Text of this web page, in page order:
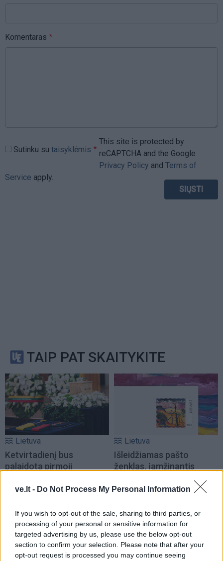
ve.lt - Do Not Process My Personal Information
If you wish to opt-out of the sale, sharing to third parties, or
processing of your personal or sensitive information for
targeted advertising by us, please use the below opt-out
section to confirm your selection. Please note that after your
opt-out request is processed you may continue seeing
Komentaras
Sutinku su taisyklėmis
This site is protected by
reCAPTCHA and the Google
Privacy Policy and Terms of
Service apply.
TAIP PAT SKAITYKITE
Lietuva
Ketvirtadienį bus
palaidota pirmoji
premjerė Prunskienė
Lietuva
Išleidžiamas pašto
ženklas, įamžinantis